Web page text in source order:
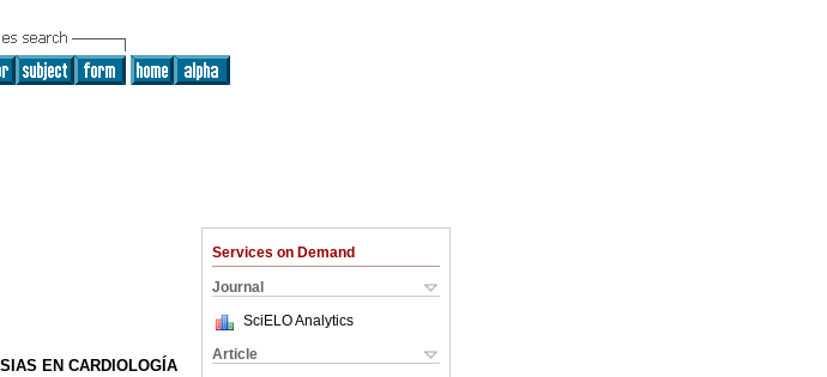
Services on Demand
Journal
SciELO Analytics
Article
EN CARDIOLOGÍA